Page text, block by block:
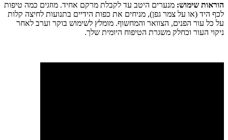
הוראות שימוש: מנערים היטב עד לקבלת מרקם אחיד. מוזגים כמה טיפות
לכף היד (או על צמר גפן), מניחים את כפות הידיים בתנועות לחיצה קלות
על כל עור הפנים, הצוואר והמחשוף. מומלץ לשימוש בוקר וערב לאחר
ניקוי העור וכחלק משגרת הטיפוח היומית שלך.